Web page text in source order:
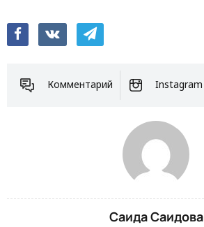
Комментарий Instagram
Саида Саидова